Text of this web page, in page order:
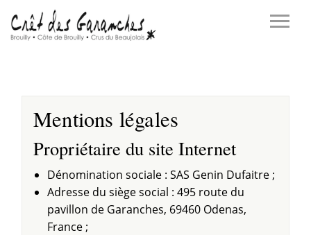
Mentions légales
Propriétaire du site Internet
Dénomination sociale : SAS Genin Dufaitre ;
Adresse du siège social : 495 route du
pavillon de Garanches, 69460 Odenas,
France ;